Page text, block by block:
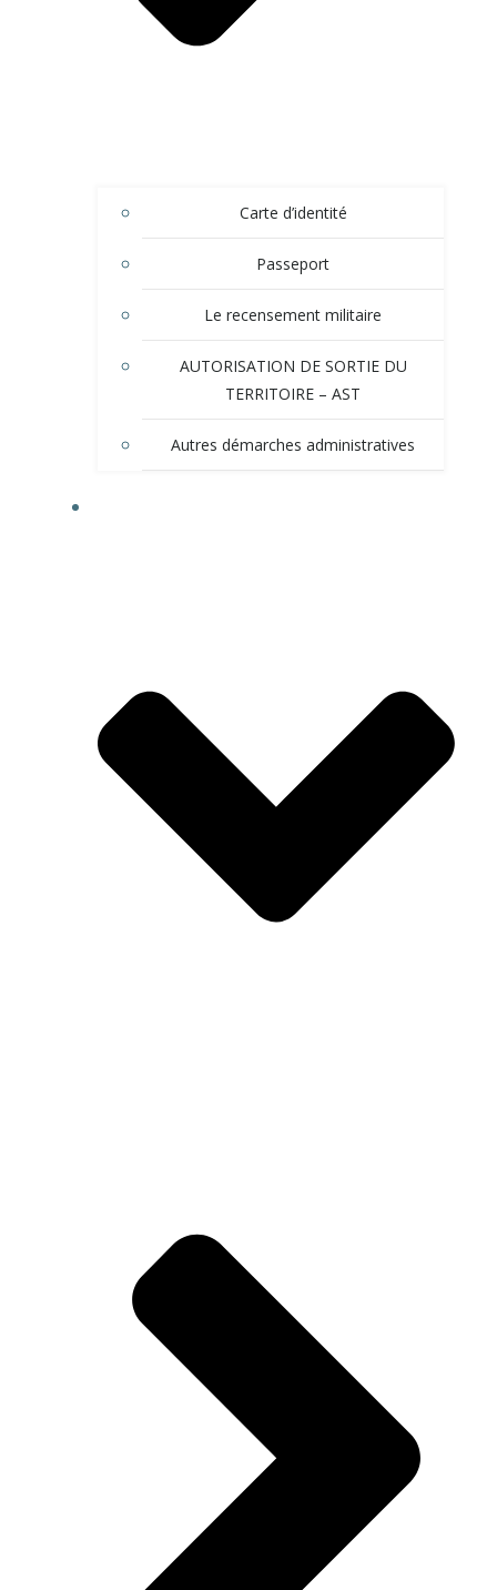
Carte d’identité
Passeport
Le recensement militaire
AUTORISATION DE SORTIE DU
TERRITOIRE – AST
Autres démarches administratives